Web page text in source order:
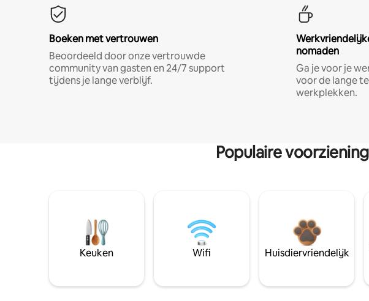
Boeken met vertrouwen
Beoordeeld door onze vertrouwde
community van gasten en 24/7 support
tijdens je lange verblijf.
nomaden
Ga je voor je
voor de lange
werkplekken.
Populaire
Keuken Wifi Huisdiervriendelijk